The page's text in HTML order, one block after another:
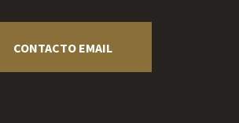
CONTACTO EMAIL